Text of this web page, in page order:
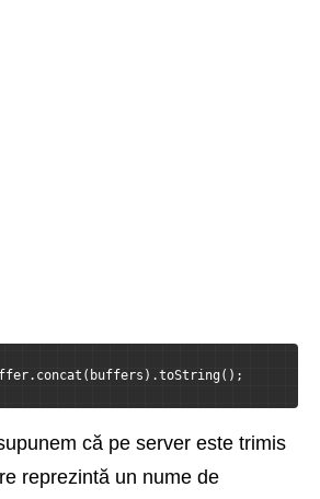
că pe server este trimis
reprezintă un nume de